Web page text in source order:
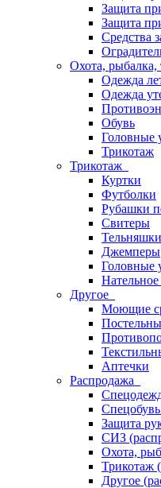
Защита
Защита
Средства
Охота, рыбалка,
Одежда
Одежда
Обувь
Головные
Трикотаж
Трикотаж
Куртки
Футболки
Рубашки
Свитеры
Тельняшки
Джемперы
Головные
Нательное
Другое
Моющие
Аптечки
Распродажа
Защита
СИЗ
Охота,
Трикотаж
Другое